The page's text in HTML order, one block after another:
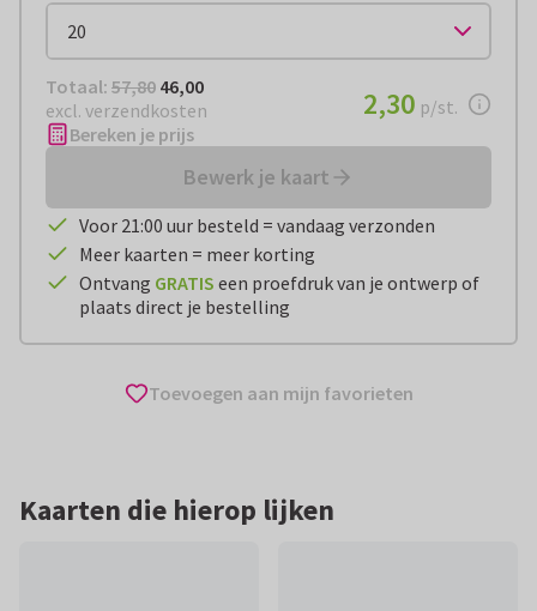
Totaal: € 46,00
Totaal: 57,80 46,00
excl. verzendkosten
€ 2,30per stuk
2,30 p/st.
Bereken je prijs
Bewerk je kaart
Voor 21:00 uur besteld = vandaag verzonden
Meer kaarten = meer korting
Ontvang GRATIS een proefdruk van je ontwerp of
plaats direct je bestelling
Toevoegen aan mijn favorieten
Kaarten die hierop lijken